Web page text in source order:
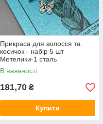
Прикраса для волосся та
косичок - набір 5 шт
Метелики-1 сталь
В наявності
181,70 ₴
Купити